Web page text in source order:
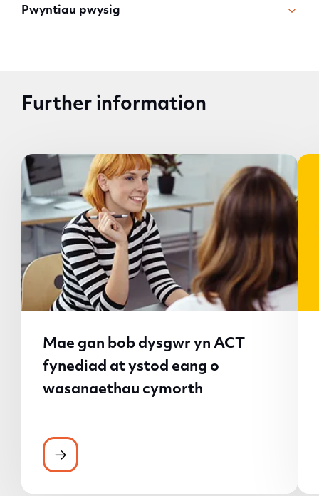
Pwyntiau pwysig
Further information
Mae gan bob dysgwr yn ACT
fynediad at ystod eang o
wasanaethau cymorth
Mae gan bob dysgwr yn ACT fynediad at